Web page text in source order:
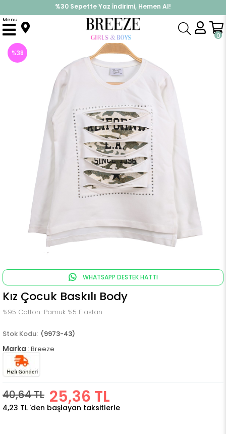
%30 Sepette Yaz İndirimi, Hemen Al!
İndirimlere ek %10 İndirimi Kap, Hemen Üye Ol!
0
Menu
Anasayfa Üst Giyim Uzun Kollu Tişört Kız Çocuk Baskılı Body
%38
WHATSAPP DESTEK HATTI
Kız Çocuk Baskılı Body
%95 Cotton-Pamuk %5 Elastan
(9973-43)
Marka : Breeze
40,64 TL 25,36 TL
4,23 TL 'den başlayan taksitlerle